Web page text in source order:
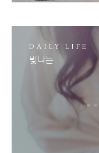
DAILY LIFE
빛나는